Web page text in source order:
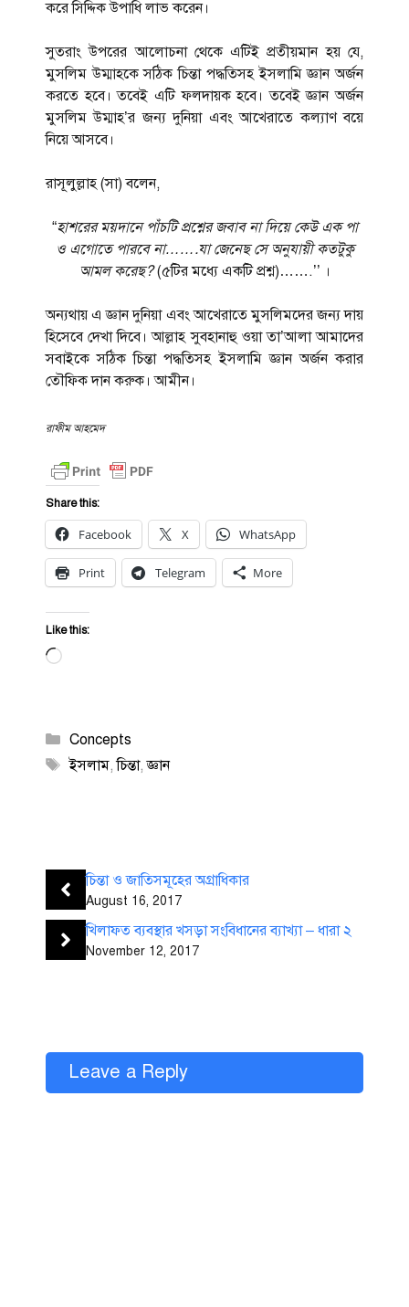
করে সিদ্দিক উপাধি লাভ করেন।
সুতরাং উপরের আলোচনা থেকে এটিই প্রতীয়মান হয় যে,
মুসলিম উম্মাহকে সঠিক চিন্তা পদ্ধতিসহ ইসলামি জ্ঞান অর্জন
করতে হবে। তবেই এটি ফলদায়ক হবে। তবেই জ্ঞান অর্জন
মুসলিম উম্মাহ’র জন্য দুনিয়া এবং আখেরাতে কল্যাণ বয়ে
নিয়ে আসবে।
রাসূলুল্লাহ (সা) বলেন,
“হাশরের ময়দানে পাঁচটি প্রশ্নের জবাব না দিয়ে কেউ এক পা
ও এগোতে পারবে না…….যা জেনেছ সে অনুযায়ী কতটুকু
আমল করেছ?(৫টির মধ্যে একটি প্রশ্ন)…….’’ ।
অন্যথায় এ জ্ঞান দুনিয়া এবং আখেরাতে মুসলিমদের জন্য দায়
হিসেবে দেখা দিবে। আল্লাহ সুবহানাহু ওয়া তা’আলা আমাদের
সবাইকে সঠিক চিন্তা পদ্ধতিসহ ইসলামি জ্ঞান অর্জন করার
তৌফিক দান করুক। আমীন।
রাফীম আহমেদ
Share this:
Facebook X WhatsApp
Print Telegram More
Like this:
Loading…
Categories
Concepts
Tags
ইসলাম,চিন্তা,জ্ঞান
চিন্তা ও জাতিসমূহের অগ্রাধিকার
August 16, 2017
খিলাফত ব্যবস্থার খসড়া সংবিধানের ব্যাখ্যা – ধারা ২
November 12, 2017
Leave a Reply